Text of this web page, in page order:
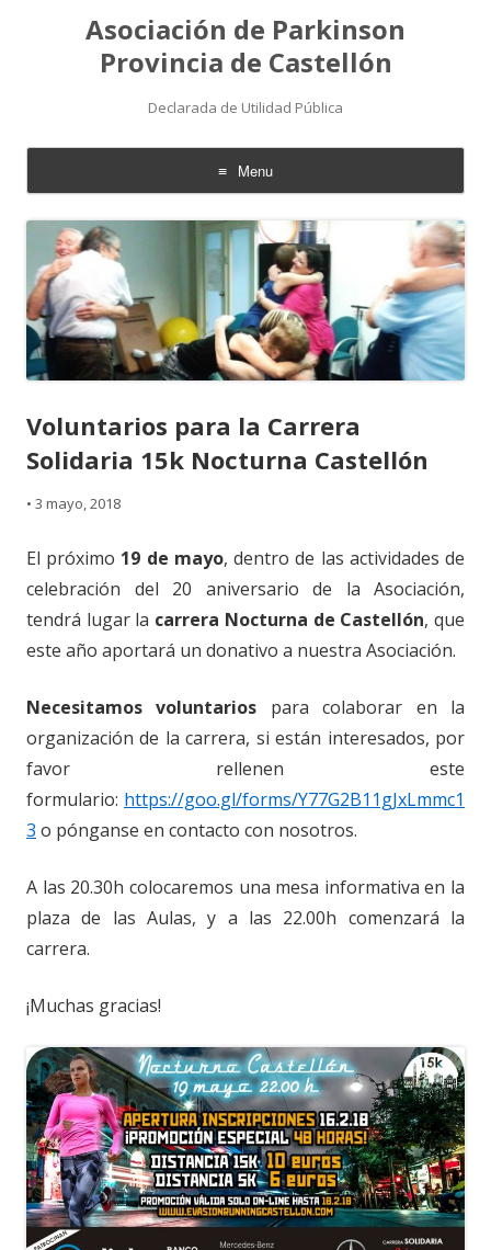
Asociación de Parkinson
Provincia de Castellón
Declarada de Utilidad Pública
Menu
Skip
to
content
Voluntarios para la Carrera
Solidaria 15k Nocturna Castellón
• 3 mayo, 2018
El próximo 19 de mayo, dentro de las actividades de
celebración del 20 aniversario de la Asociación,
tendrá lugar la carrera Nocturna de Castellón, que
este año aportará un donativo a nuestra Asociación.
Necesitamos voluntarios para colaborar en la
organización de la carrera, si están interesados, por
favor rellenen este
formulario: https://goo.gl/forms/Y77G2B11gJxLmmc1
3 o pónganse en contacto con nosotros.
A las 20.30h colocaremos una mesa informativa en la
plaza de las Aulas, y a las 22.00h comenzará la
carrera.
¡Muchas gracias!